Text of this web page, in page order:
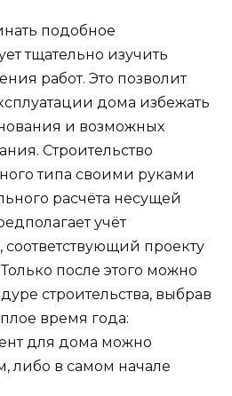
подобное
тщательно изучить
работ. Это позволит
дома избежать
и возможных
Строительство
типа своими руками
расчёта несущей
учёт
соответствующий проекту
после этого можно
строительства, выбрав
время года:
для дома можно
либо в самом начале